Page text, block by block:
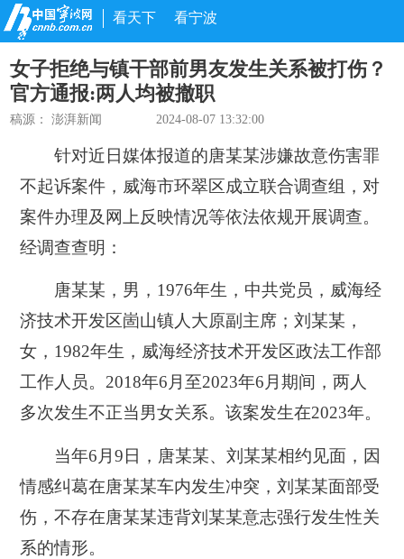
看天下 看宁波
女子拒绝与镇干部前男友发生关系被打伤？
官方通报:两人均被撤职
稿源：澎湃新闻 2024-08-07 13:32:00
针对近日媒体报道的唐某某涉嫌故意伤害罪
不起诉案件，威海市环翠区成立联合调查组，对
案件办理及网上反映情况等依法依规开展调查。
经调查查明：
唐某某，男，1976年生，中共党员，威海经
济技术开发区崮山镇人大原副主席；刘某某，
女，1982年生，威海经济技术开发区政法工作部
工作人员。2018年6月至2023年6月期间，两人
多次发生不正当男女关系。该案发生在2023年。
当年6月9日，唐某某、刘某某相约见面，因
情感纠葛在唐某某车内发生冲突，刘某某面部受
伤，不存在唐某某违背刘某某意志强行发生性关
系的情形。